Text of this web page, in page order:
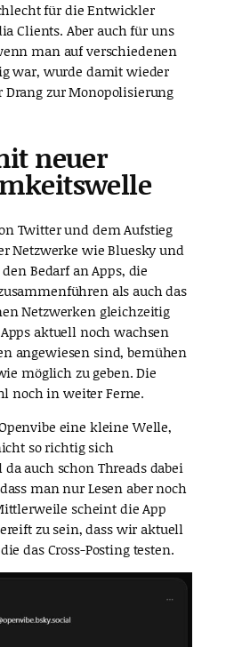
für die Entwickler
Clients. Aber auch für uns
man auf verschiedenen
war, wurde damit wieder
zur Monopolisierung
neuer
Twitter und dem Aufstieg
Netzwerke wie Bluesky und
Bedarf an Apps, die
als auch das
Netzwerken gleichzeitig
aktuell noch wachsen
angewiesen sind, bemühen
möglich zu geben. Die
noch in weiter Ferne.
eine kleine Welle,
so richtig sich
auch schon Threads dabei
man nur Lesen aber noch
scheint die App
zu sein, dass wir aktuell
das Cross-Posting testen.